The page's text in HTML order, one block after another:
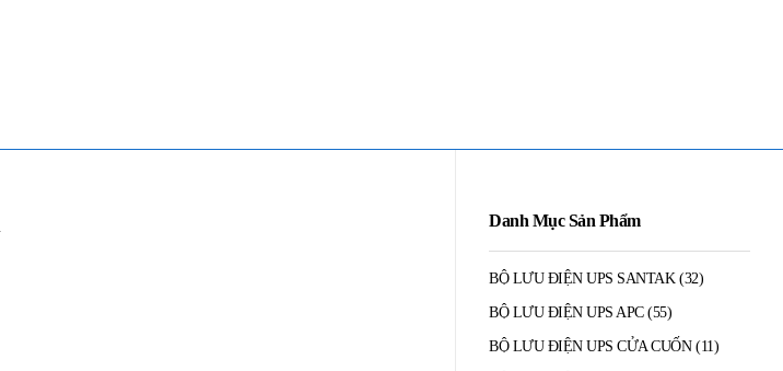
Danh Mục Sản Phẩm
BỘ LƯU ĐIỆN UPS SANTAK (32)
BỘ LƯU ĐIỆN UPS APC (55)
BỘ LƯU ĐIỆN UPS CỬA CUỐN (11)